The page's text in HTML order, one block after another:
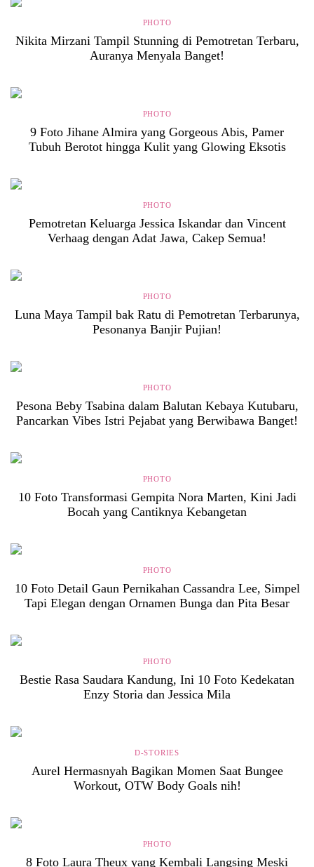
PHOTO
Nikita Mirzani Tampil Stunning di Pemotretan Terbaru,
Auranya Menyala Banget!
PHOTO
9 Foto Jihane Almira yang Gorgeous Abis, Pamer
Tubuh Berotot hingga Kulit yang Glowing Eksotis
PHOTO
Pemotretan Keluarga Jessica Iskandar dan Vincent
Verhaag dengan Adat Jawa, Cakep Semua!
PHOTO
Luna Maya Tampil bak Ratu di Pemotretan Terbarunya,
Pesonanya Banjir Pujian!
PHOTO
Pesona Beby Tsabina dalam Balutan Kebaya Kutubaru,
Pancarkan Vibes Istri Pejabat yang Berwibawa Banget!
PHOTO
10 Foto Transformasi Gempita Nora Marten, Kini Jadi
Bocah yang Cantiknya Kebangetan
PHOTO
10 Foto Detail Gaun Pernikahan Cassandra Lee, Simpel
Tapi Elegan dengan Ornamen Bunga dan Pita Besar
PHOTO
Bestie Rasa Saudara Kandung, Ini 10 Foto Kedekatan
Enzy Storia dan Jessica Mila
D-STORIES
Aurel Hermasnyah Bagikan Momen Saat Bungee
Workout, OTW Body Goals nih!
PHOTO
8 Foto Laura Theux yang Kembali Langsing Meski